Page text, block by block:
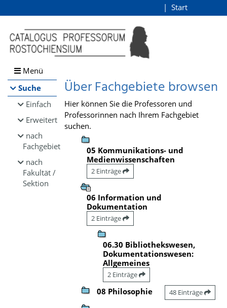
Browsen
direkt zum Inhalt
Start
Menü
Suche
Einfach
Erweitert
nach
Fachgebiet
nach
Fakultät /
Sektion
Über Fachgebiete browsen
Hier können Sie die Professoren und
Professorinnen nach Ihrem Fachgebiet
suchen.
05 Kommunikations- und
Medienwissenschaften
2 Einträge
06 Information und
Dokumentation
2 Einträge
06.30 Bibliothekswesen,
Dokumentationswesen:
Allgemeines
2 Einträge
08 Philosophie 48 Einträge